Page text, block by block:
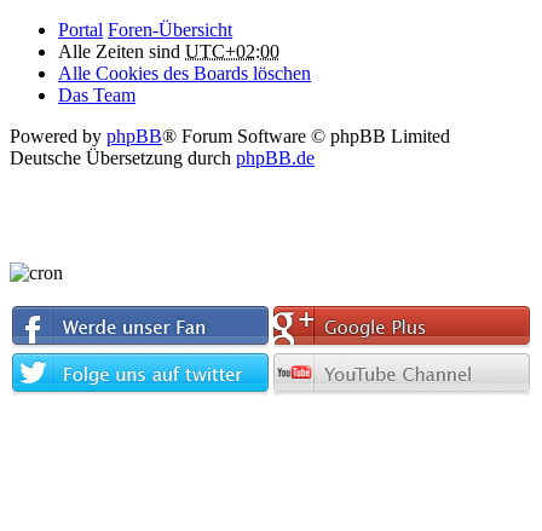
Portal Foren-Übersicht
Alle Zeiten sind UTC+02:00
Alle Cookies des Boards löschen
Das Team
Powered by phpBB® Forum Software © phpBB Limited
Deutsche Übersetzung durch phpBB.de